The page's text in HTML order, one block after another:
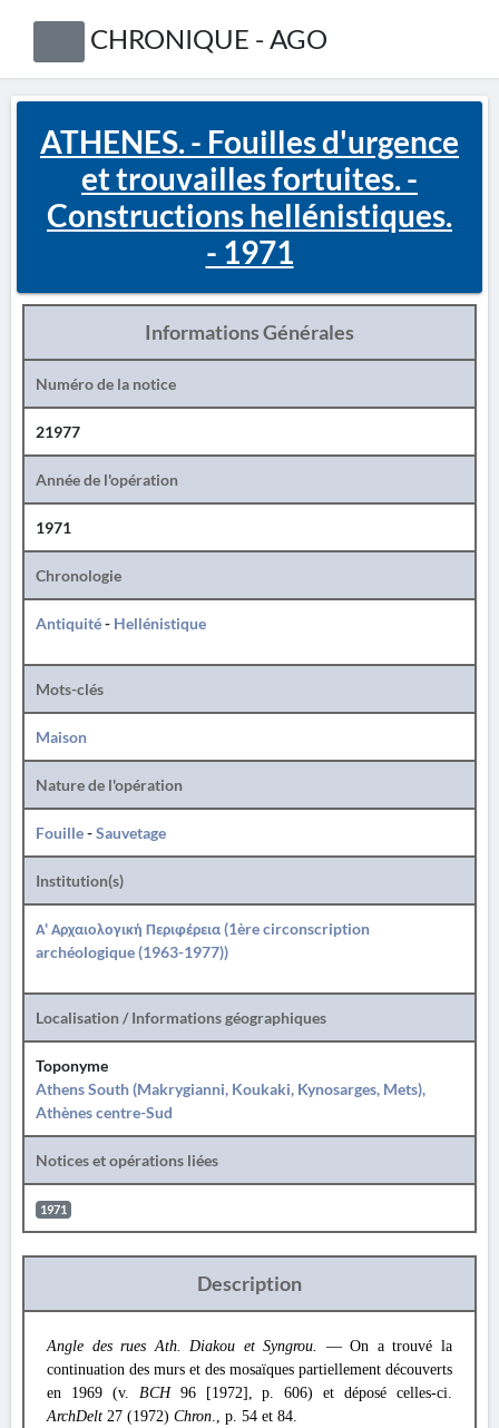
CHRONIQUE - AGO
ATHENES. - Fouilles d'urgence
et trouvailles fortuites. -
Constructions hellénistiques.
- 1971
Informations Générales
Numéro de la notice
21977
Année de l'opération
1971
Chronologie
Antiquité- Hellénistique
Mots-clés
Maison
Nature de l'opération
Fouille-Sauvetage
Institution(s)
Α' Αρχαιολογική Περιφέρεια (1ère circonscription
archéologique (1963-1977))
Localisation / Informations géographiques
Toponyme
Athens South (Makrygianni, Koukaki, Kynosarges, Mets),
Athènes centre-Sud
Notices et opérations liées
1971
Description
Angle des rues Ath. Diakou et Syngrou.
— On a trouvé la
continuation des murs et des mosaïques partiellement découverts
en 1969 (v. BCH 96 [1972], p. 606) et déposé celles-ci.
ArchDelt 27 (1972) Chron., p. 54 et 84.